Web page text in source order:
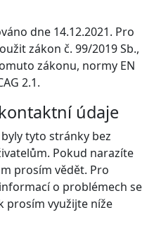
dne 14.12.2021. Pro
zákon č. 99/2019 Sb.,
zákonu, normy EN
2.1.
údaje
tyto stránky bez
Pokud narazíte
prosím vědět. Pro
o problémech se
prosím využijte níže